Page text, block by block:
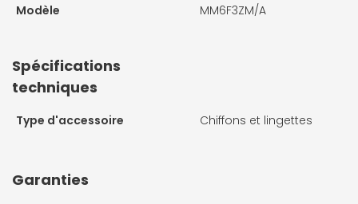
Modèle
MM6F3ZM/A
Spécifications
techniques
Type d'accessoire Chiffons et lingettes
Garanties